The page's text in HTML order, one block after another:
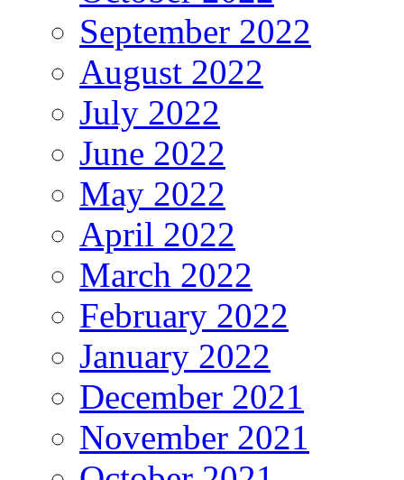
September 2022
August 2022
July 2022
June 2022
May 2022
April 2022
March 2022
February 2022
January 2022
December 2021
November 2021